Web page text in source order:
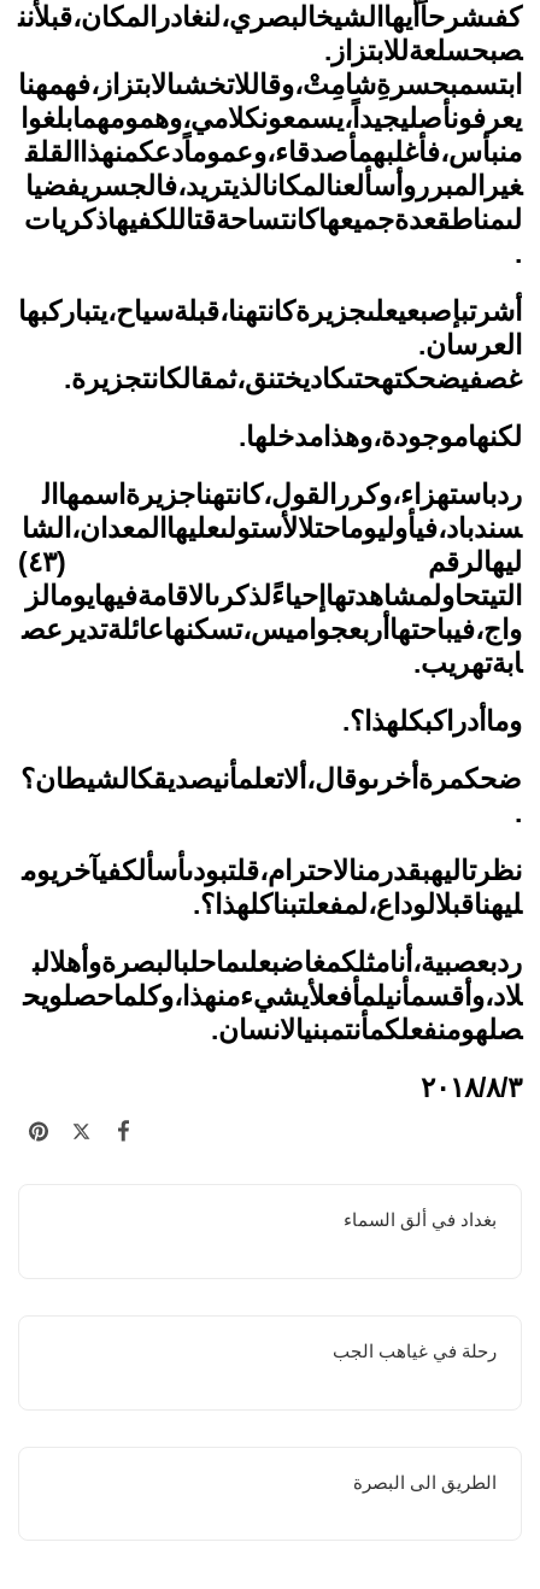
كفىشرحاًأيهاالشيخالبصري،لنغادرالمكان،قبلأنن
صبحسلعةللابتزاز.
ابتسمبحسرةِشامِتْ،وقاللاتخشىالابتزاز،فهمهنا
يعرفونأصليجيداً،يسمعونكلامي،وهمومهمابلغوا
منبأس،فأغلبهمأصدقاء،وعموماًدعكمنهذاالقلق
غيرالمبرروأسألعنالمكانالذيتريد،فالجسريفضيا
لىمناطقعدةجميعهاكانتساحةقتاللكفيهاذكريات
.
أشرتبإصبعيعلىجزيرةكانتهنا،قبلةسياح،يتباركبها
العرسان.
غصفيضحكتهحتىكاديختنق،ثمقالكانتجزيرة.
لكنهاموجودة،وهذامدخلها.
ردباستهزاء،وكررالقول،كانتهناجزيرةاسمهاال
سندباد،فيأوليوماحتلالأستولىعليهاالمعدان،الشا
ليهالرقم (٤٣)
التيتحاولمشاهدتهاإحياءًلذكرىالاقامةفيهايومالز
واج،فيباحتهاأربعجواميس،تسكنهاعائلةتديرعص
ابةتهريب.
وماأدراكبكلهذا؟.
ضحكمرةأخرىوقال،ألاتعلمأنيصديقكالشيطان؟
.
نظرتاليهبقدرمنالاحترام،قلتبودىأسألكفيآخريوم
ليهناقبلالوداع،لمفعلتبناكلهذا؟.
ردبعصبية،أنامثلكمغاضبعلىماحلبالبصرةوأهلالب
لاد،وأقسمأنيلمأفعلأيشيءمنهذا،وكلماحصلويح
صلهومنفعلكمأنتمبنيالانسان.
٢٠١٨/٨/٣
بغداد في ألق السماء
رحلة في غياهب الجب
الطريق الى البصرة